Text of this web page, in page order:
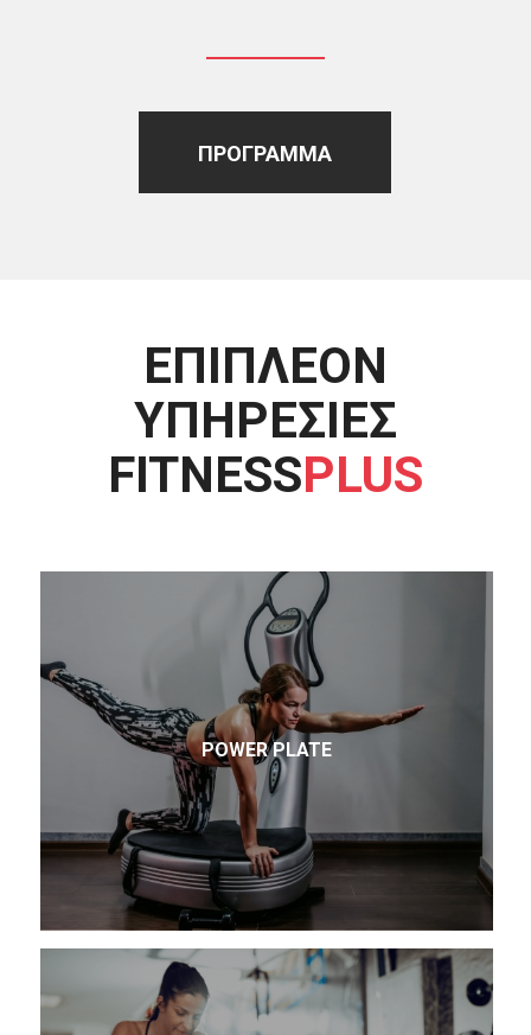
ΠΡΌΓΡΑΜΜΑ
ΕΠΙΠΛΈΟΝ
ΥΠΗΡΕΣΊΕΣ
FITNESSPLUS
POWER PLATE